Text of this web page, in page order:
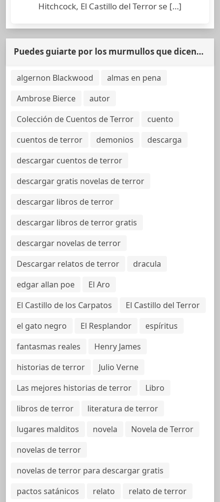
Hitchcock, El Castillo del Terror se […]
Puedes guiarte por los murmullos que dicen…
algernon Blackwood
almas en pena
Ambrose Bierce
autor
Colección de Cuentos de Terror
cuento
cuentos de terror
demonios
descarga
descargar cuentos de terror
descargar gratis novelas de terror
descargar libros de terror
descargar libros de terror gratis
descargar novelas de terror
Descargar relatos de terror
dracula
edgar allan poe
El Aro
El Castillo de los Carpatos
El Castillo del Terror
el gato negro
El Resplandor
espíritus
fantasmas reales
Henry James
historias de terror
Julio Verne
Las mejores historias de terror
Libro
libros de terror
literatura de terror
lugares malditos
novela
Novela de Terror
novelas de terror
novelas de terror para descargar gratis
pactos satánicos
relato relato de terror